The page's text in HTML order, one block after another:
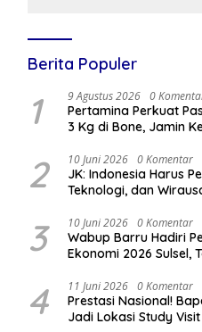
Berita Populer
1 9 Agustus 2026 0
Pertamina Perkuat
3 Kg di Bone, Jamin
2 10 Juni 2026 0 Komentar
JK: Indonesia Harus
Teknologi, dan
3 10 Juni 2026 0 Komentar
Wabup Barru Hadiri
Ekonomi 2026 Sulsel,
4 11 Juni 2026 0 Komentar
Prestasi Nasional!
Jadi Lokasi Study